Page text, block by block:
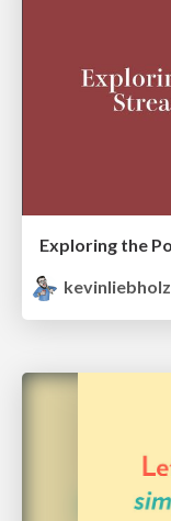
kevinliebholz